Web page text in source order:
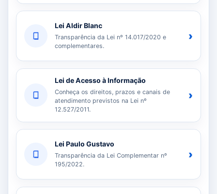
Lei Aldir Blanc
Transparência da Lei nº 14.017/2020 e
complementares.
›
Lei de Acesso à Informação
Conheça os direitos, prazos e canais de
atendimento previstos na Lei nº
12.527/2011.
›
Lei Paulo Gustavo
Transparência da Lei Complementar nº
195/2022.
›